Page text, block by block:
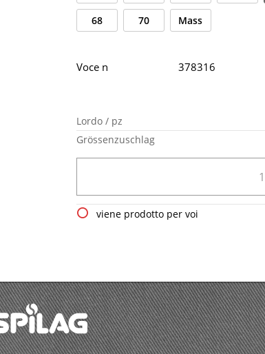
68 70 Mass
Lordo / pz
Grössenzuschlag
viene prodotto per voi
Voce n 378316